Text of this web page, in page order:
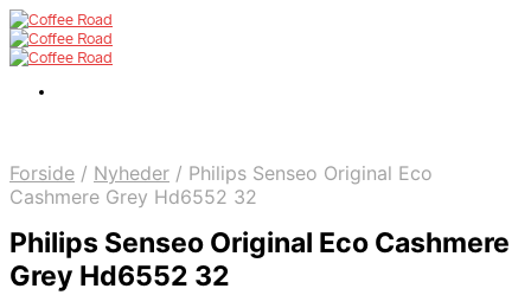
Forside / Nyheder / Philips Senseo Original Eco
Cashmere Grey Hd6552 32
Philips Senseo Original Eco Cashmere
Grey Hd6552 32